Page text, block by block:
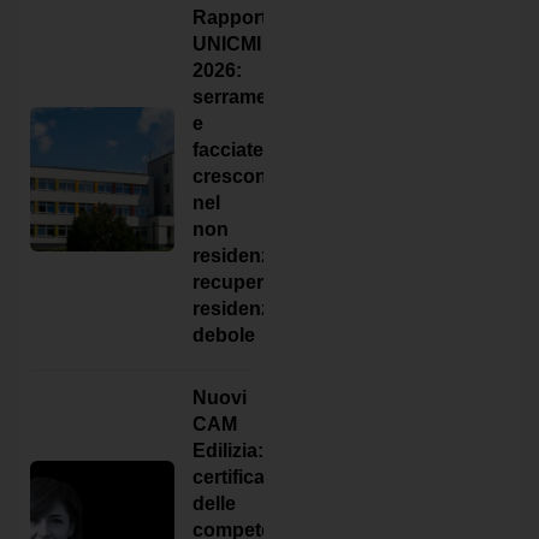
Rapporto
UNICMI
2026:
serramenti
e
facciate
crescono
nel
non
residenziale,
recupero
residenziale
debole
Nuovi
CAM
Edilizia:
certificazione
delle
competenze